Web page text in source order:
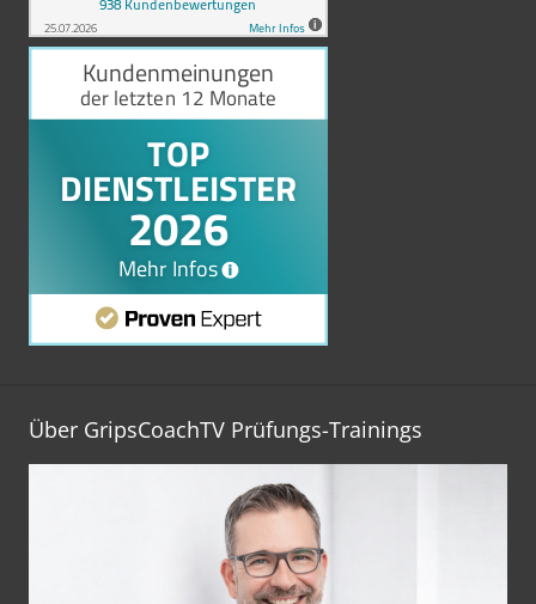
Über GripsCoachTV Prüfungs-Trainings